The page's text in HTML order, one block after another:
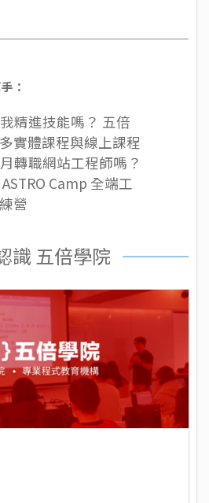
：
精進技能嗎？ 五倍
實體課程與線上課程
轉職網站工程師嗎？
ASTRO Camp 全端工
營
識 五倍學院